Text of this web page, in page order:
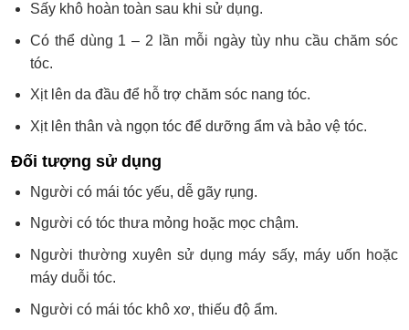
Sấy khô hoàn toàn sau khi sử dụng.
Có thể dùng 1 – 2 lần mỗi ngày tùy nhu cầu chăm sóc
tóc.
Xịt lên da đầu để hỗ trợ chăm sóc nang tóc.
Xịt lên thân và ngọn tóc để dưỡng ẩm và bảo vệ tóc.
Đối tượng sử dụng
Người có mái tóc yếu, dễ gãy rụng.
Người có tóc thưa mỏng hoặc mọc chậm.
Người thường xuyên sử dụng máy sấy, máy uốn hoặc
máy duỗi tóc.
Người có mái tóc khô xơ, thiếu độ ẩm.